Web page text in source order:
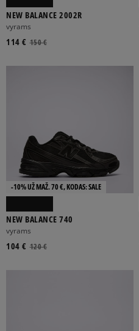
NEW BALANCE 2002R
vyrams
150 €
114 €
-10% UŽ MAŽ. 70 €, KODAS: SALE
NEW BALANCE 740
vyrams
120 €
104 €